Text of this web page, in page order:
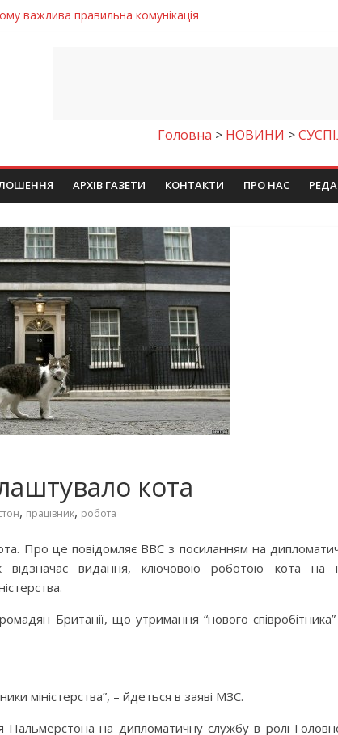
центри на Дніпропетровщині
досліджують місце розташування легендарного
шанс на власне житло
важлива правильна комунікація
Головна > НОВИНИ >
АРХІВ ГАЗЕТИ КОНТАКТИ ПРО НАС
кота
, працівник, робота
Про це повідомляє ВВС з посиланням на
відзначає видання, ключовою роботою кота на
Британії, що утримання “нового
міністерства”, – йдеться в заяві МЗС.
Пальмерстона на дипломатичну службу в ролі